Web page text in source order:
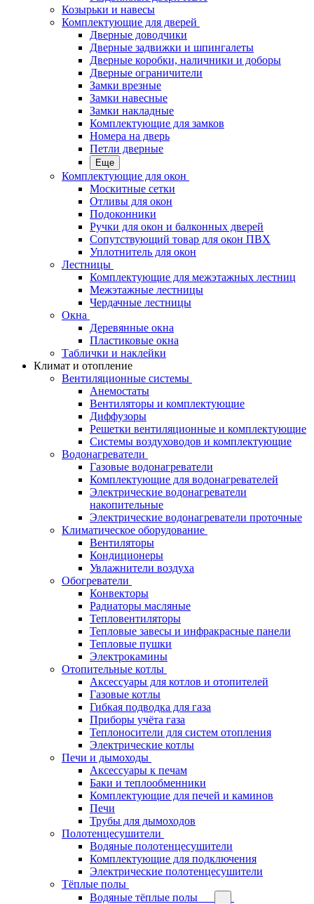
Козырьки и навесы
Комплектующие для дверей
Дверные доводчики
Дверные задвижки и шпингалеты
Дверные коробки, наличники и доборы
Дверные ограничители
Замки врезные
Замки навесные
Замки накладные
Комплектующие для замков
Номера на дверь
Петли дверные
Еще
Комплектующие для окон
Москитные сетки
Отливы для окон
Подоконники
Ручки для окон и балконных дверей
Сопутствующий товар для окон ПВХ
Уплотнитель для окон
Лестницы
Комплектующие для межэтажных лестниц
Межэтажные лестницы
Чердачные лестницы
Окна
Деревянные окна
Пластиковые окна
Таблички и наклейки
Климат и отопление
Вентиляционные системы
Анемостаты
Вентиляторы и комплектующие
Диффузоры
Решетки вентиляционные и комплектующие
Системы воздуховодов и комплектующие
Водонагреватели
Газовые водонагреватели
Комплектующие для водонагревателей
Электрические водонагреватели
накопительные
Электрические водонагреватели проточные
Климатическое оборудование
Вентиляторы
Кондиционеры
Увлажнители воздуха
Обогреватели
Конвекторы
Радиаторы масляные
Тепловентиляторы
Тепловые завесы и инфракрасные панели
Тепловые пушки
Электрокамины
Отопительные котлы
Аксессуары для котлов и отопителей
Газовые котлы
Гибкая подводка для газа
Приборы учёта газа
Теплоносители для систем отопления
Электрические котлы
Печи и дымоходы
Аксессуары к печам
Баки и теплообменники
Комплектующие для печей и каминов
Печи
Трубы для дымоходов
Полотенцесушители
Водяные полотенцесушители
Комплектующие для подключения
Электрические полотенцесушители
Тёплые полы
Водяные тёплые полы